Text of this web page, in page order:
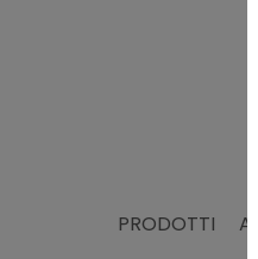
PRODOTTI